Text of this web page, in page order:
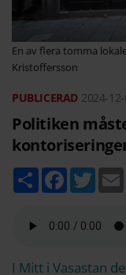
En av flera tomma
Kristoffersson
2024-
Politiken
D
e
F
a
b
k
T
w
t
I Mitt i Vasastan